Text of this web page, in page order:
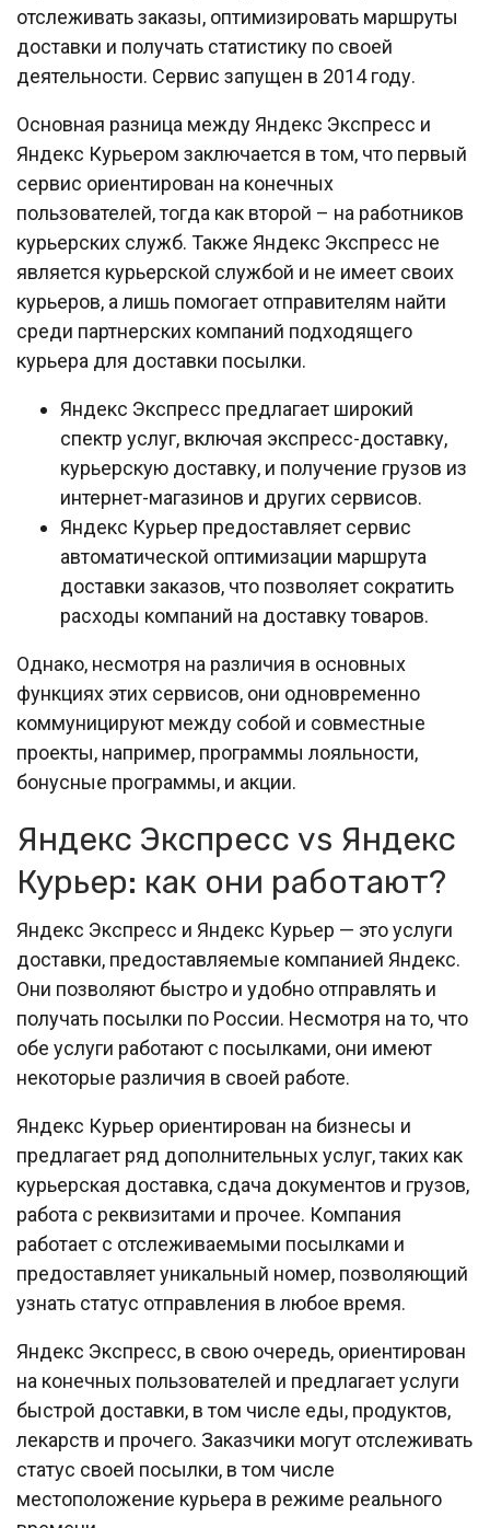
отслеживать заказы, оптимизировать маршруты
доставки и получать статистику по своей
деятельности. Сервис запущен в 2014 году.
Основная разница между Яндекс Экспресс и
Яндекс Курьером заключается в том, что первый
сервис ориентирован на конечных
пользователей, тогда как второй – на работников
курьерских служб. Также Яндекс Экспресс не
является курьерской службой и не имеет своих
курьеров, а лишь помогает отправителям найти
среди партнерских компаний подходящего
курьера для доставки посылки.
Яндекс Экспресс предлагает широкий
спектр услуг, включая экспресс-доставку,
курьерскую доставку, и получение грузов из
интернет-магазинов и других сервисов.
Яндекс Курьер предоставляет сервис
автоматической оптимизации маршрута
доставки заказов, что позволяет сократить
расходы компаний на доставку товаров.
Однако, несмотря на различия в основных
функциях этих сервисов, они одновременно
коммуницируют между собой и совместные
проекты, например, программы лояльности,
бонусные программы, и акции.
Яндекс Экспресс vs Яндекс
Курьер: как они работают?
Яндекс Экспресс и Яндекс Курьер — это услуги
доставки, предоставляемые компанией Яндекс.
Они позволяют быстро и удобно отправлять и
получать посылки по России. Несмотря на то, что
обе услуги работают с посылками, они имеют
некоторые различия в своей работе.
Яндекс Курьер ориентирован на бизнесы и
предлагает ряд дополнительных услуг, таких как
курьерская доставка, сдача документов и грузов,
работа с реквизитами и прочее. Компания
работает с отслеживаемыми посылками и
предоставляет уникальный номер, позволяющий
узнать статус отправления в любое время.
Яндекс Экспресс, в свою очередь, ориентирован
на конечных пользователей и предлагает услуги
быстрой доставки, в том числе еды, продуктов,
лекарств и прочего. Заказчики могут отслеживать
статус своей посылки, в том числе
местоположение курьера в режиме реального